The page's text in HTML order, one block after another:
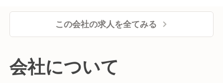
この会社の求人を全てみる
会社について